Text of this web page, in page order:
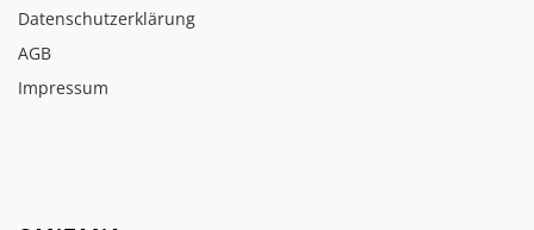
Datenschutzerklärung
AGB
Impressum